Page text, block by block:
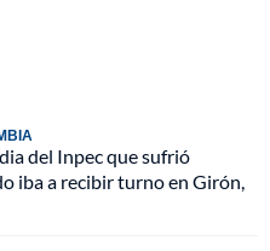
del Inpec que sufrió
iba a recibir turno en Girón,